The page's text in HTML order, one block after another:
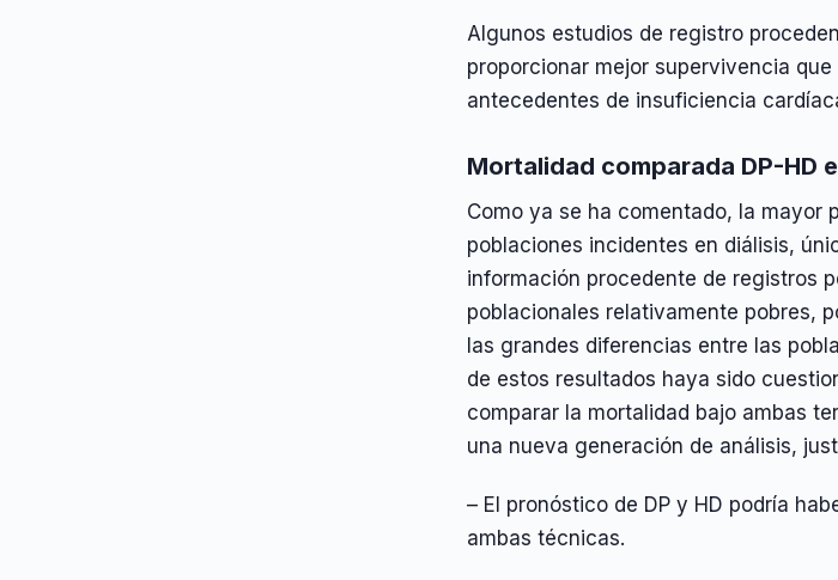
Algunos estudios de registro
proporcionar mejor supervivencia
antecedentes de insuficiencia
Mortalidad comparada DP-HD
Como ya se ha comentado, la mayor
poblaciones incidentes en diálisis,
información procedente de registros
poblacionales relativamente pobres,
las grandes diferencias entre las
de estos resultados haya sido
comparar la mortalidad bajo ambas
una nueva generación de análisis,
– El pronóstico de DP y HD podría
ambas técnicas.